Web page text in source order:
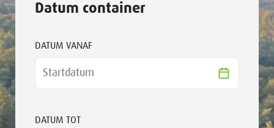
Datum container
DATUM VANAF
DATUM TOT